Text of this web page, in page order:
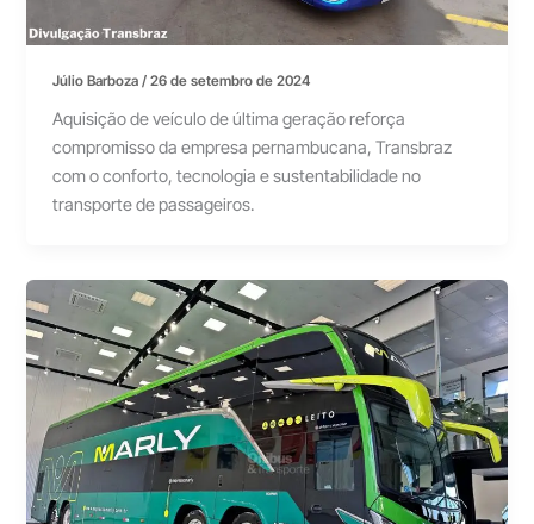
Júlio Barboza/26 de setembro de 2024
Aquisição de veículo de última geração reforça
compromisso da empresa pernambucana, Transbraz
com o conforto, tecnologia e sustentabilidade no
transporte de passageiros.